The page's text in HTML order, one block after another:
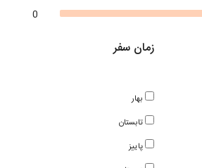
0
زمان سفر
بهار
تابستان
پاییز